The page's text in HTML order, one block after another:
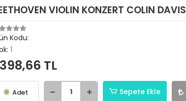
VIOLIN KONZERT COLIN DAVIS
Kodu:
1
TL
Adet Sepete Ekle